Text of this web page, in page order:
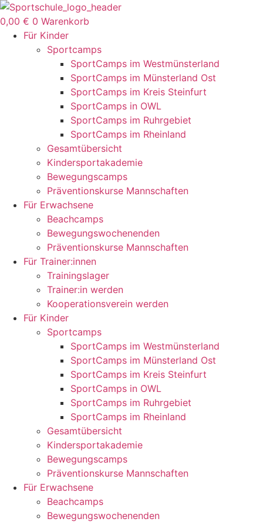
Zum
Inhalt
springen
0,00 € 0 Warenkorb
Für Kinder
Sportcamps
SportCamps im Westmünsterland
SportCamps im Münsterland Ost
SportCamps im Kreis Steinfurt
SportCamps in OWL
SportCamps im Ruhrgebiet
SportCamps im Rheinland
Gesamtübersicht
Kindersportakademie
Bewegungscamps
Präventionskurse Mannschaften
Für Erwachsene
Beachcamps
Bewegungswochenenden
Präventionskurse Mannschaften
Für Trainer:innen
Trainingslager
Trainer:in werden
Kooperationsverein werden
Für Kinder
Sportcamps
SportCamps im Westmünsterland
SportCamps im Münsterland Ost
SportCamps im Kreis Steinfurt
SportCamps in OWL
SportCamps im Ruhrgebiet
SportCamps im Rheinland
Gesamtübersicht
Kindersportakademie
Bewegungscamps
Präventionskurse Mannschaften
Für Erwachsene
Beachcamps
Bewegungswochenenden